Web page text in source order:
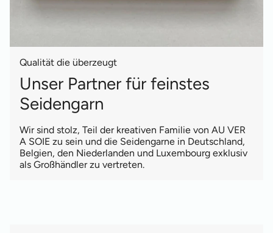
Qualität die überzeugt
Unser Partner für feinstes
Seidengarn
Wir sind stolz, Teil der kreativen Familie von AU VER
A SOIE zu sein und die Seidengarne in Deutschland,
Belgien, den Niederlanden und Luxembourg exklusiv
als Großhändler zu vertreten.